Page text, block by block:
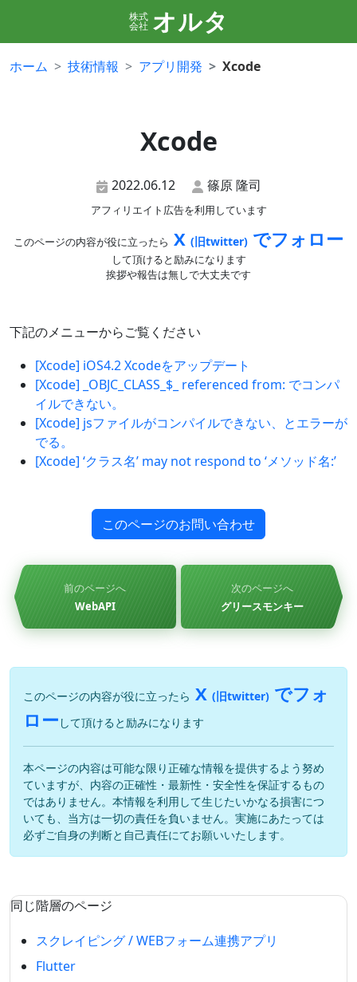
株式
会社 オルタ
ホーム 技術情報 アプリ開発 Xcode
Xcode
2022.06.12 篠原 隆司
アフィリエイト広告を利用しています
このページの内容が役に立ったら X (旧twitter) でフォロー
して頂けると励みになります
挨拶や報告は無しで大丈夫です
下記のメニューからご覧ください
[Xcode] iOS4.2 Xcodeをアップデート
[Xcode] _OBJC_CLASS_$_ referenced from: でコンパ
イルできない。
[Xcode] jsファイルがコンパイルできない、とエラーが
でる。
[Xcode] ‘クラス名’ may not respond to ‘メソッド名:’
このページのお問い合わせ
前のページへ
WebAPI
次のページへ
グリースモンキー
このページの内容が役に立ったら X (旧twitter) でフォ
ロー して頂けると励みになります
本ページの内容は可能な限り正確な情報を提供するよう努め
ていますが、内容の正確性・最新性・安全性を保証するもの
ではありません。本情報を利用して生じたいかなる損害につ
いても、当方は一切の責任を負いません。実施にあたっては
必ずご自身の判断と自己責任にてお願いいたします。
同じ階層のページ
スクレイピング / WEBフォーム連携アプリ
Flutter